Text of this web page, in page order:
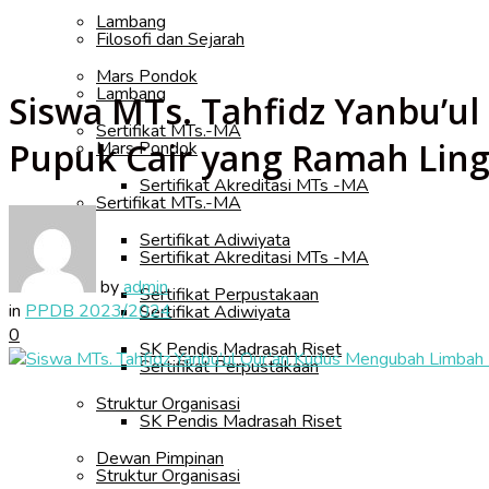
Lambang
Mars Pondok
Sertifikat MTs.-MA
Sertifikat Akreditasi MTs -MA
Sertifikat Adiwiyata
Sertifikat Perpustakaan
SK Pendis Madrasah Riset
Struktur Organisasi
Dewan Pimpinan
Filosofi dan Sejarah
Lambang
Mars Pondok
Sertifikat MTs.-MA
Sertifikat Akreditasi MTs -MA
Sertifikat Adiwiyata
Sertifikat Perpustakaan
SK Pendis Madrasah Riset
Struktur Organisasi
Siswa MTs. Tahfidz
Pupuk Cair yang Ramah
byadmin
in PPDB 2023/2024
0